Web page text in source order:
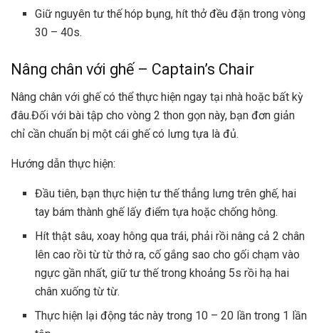
Giữ nguyên tư thế hóp bụng, hít thở đều đặn trong vòng
30 – 40s.
Nâng chân với ghế – Captain’s Chair
Nâng chân với ghế có thể thực hiện ngay tại nhà hoặc bất kỳ
đâu.Đối với bài tập cho vòng 2 thon gọn này, bạn đơn giản
chỉ cần chuẩn bị một cái ghế có lưng tựa là đủ.
Hướng dẫn thực hiện:
Đầu tiên, bạn thực hiện tư thế thẳng lưng trên ghế, hai
tay bám thành ghế lấy điểm tựa hoặc chống hông.
Hít thật sâu, xoay hông qua trái, phải rồi nâng cả 2 chân
lên cao rồi từ từ thở ra, cố gắng sao cho gối chạm vào
ngực gần nhất, giữ tư thế trong khoảng 5s rồi hạ hai
chân xuống từ từ.
Thực hiện lại động tác này trong 10 – 20 lần trong 1 lần